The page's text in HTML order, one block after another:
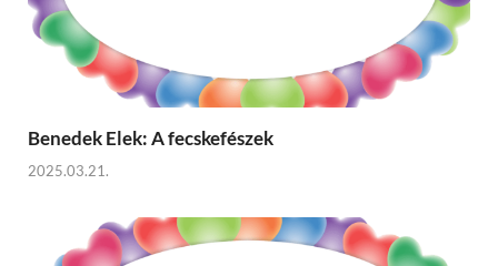
Benedek Elek: A fecskefészek
2025.03.21.